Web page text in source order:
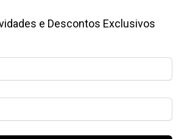
e Descontos Exclusivos